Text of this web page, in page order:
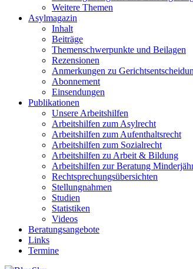
Weitere Themen
Asylmagazin
Inhalt
Beiträge
Themenschwerpunkte und Beilagen
Rezensionen
Anmerkungen zu
Abonnement
Einsendungen
Publikationen
Unsere Arbeitshilfen
Arbeitshilfen zum Asylrecht
Arbeitshilfen zum Aufenthaltsrecht
Arbeitshilfen zum Sozialrecht
Arbeitshilfen zu Arbeit & Bildung
Arbeitshilfen zur Beratung
Rechtsprechungsübersichten
Stellungnahmen
Studien
Statistiken
Videos
Beratungsangebote
Links
Termine